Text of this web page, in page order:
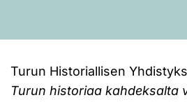
Turun Historiallisen
Turun historiaa kahdeksalta